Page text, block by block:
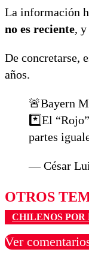
La información
no es reciente,
De concretarse,
años.
🚨Bayern
*️⃣El
partes
— César
OTROS
CHILENOS POR
Ver